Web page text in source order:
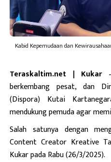
Kabid Kepemudaan dan
Teraskaltim.net | Kukar–
berkembang pesat, dan
(Dispora) Kutai
mendukung pemuda agar
Salah satunya dengan
Content Creator Kreative
Kukar pada Rabu (26/3/2025).